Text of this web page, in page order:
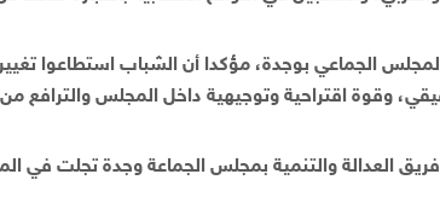
الجماعي بوجدة، مؤكدا أن الشباب استطاعوا